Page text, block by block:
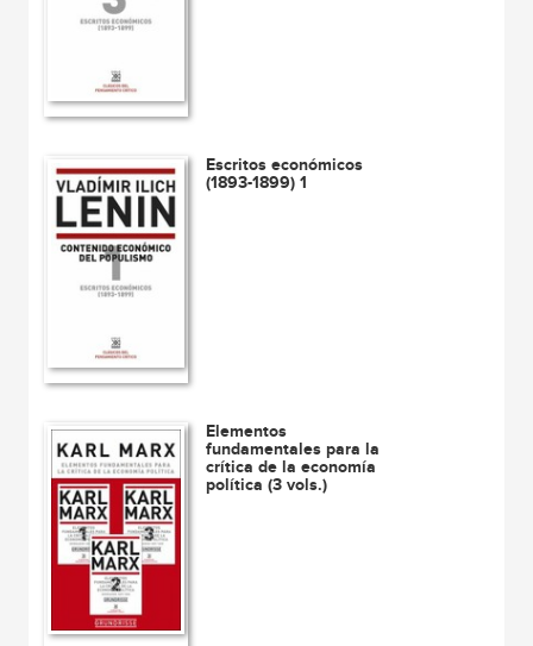
Escritos económicos
(1893-1899) 1
Elementos
fundamentales para la
crítica de la economía
política (3 vols.)